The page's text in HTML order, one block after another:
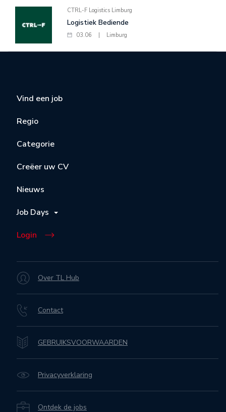
CTRL-F Logistics Limburg
Logistiek Bediende
03.06 Limburg
Vind een job
Regio
Categorie
Creëer uw CV
Nieuws
Job Days
Login
Over TL Hub
Contact
GEBRUIKSVOORWAARDEN
Privacyverklaring
Ontdek de jobs